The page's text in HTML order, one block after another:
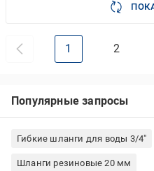
1 2
Популярные запросы
Гибкие шланги для воды 3/4"
Шланги резиновые 20 мм